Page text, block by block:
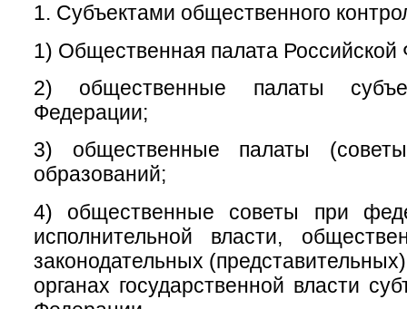
1. Субъектами общественного
1) Общественная палата Российской
2) общественные палаты
Федерации;
3) общественные палаты
образований;
4) общественные советы при
исполнительной власти,
законодательных
органах государственной власти